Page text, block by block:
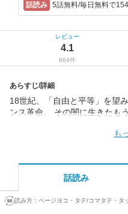
5話無料/毎日無料で
レビュー
4.1
664件
あらすじ/詳細
18世紀、「自由と平等」を望
ンス革命。 その闇に生きたも
も
話読み
読み方： ページヨコ・タテ/コマタテ・タ